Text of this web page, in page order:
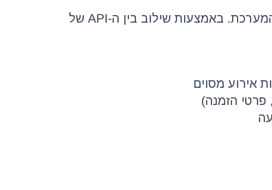
Priority מציעה REST API שמאפשר גישה לנתונים ולתהליכים מתוך המערכת. באמצעות שילוב בין ה-API של
פרטי הזמנה)